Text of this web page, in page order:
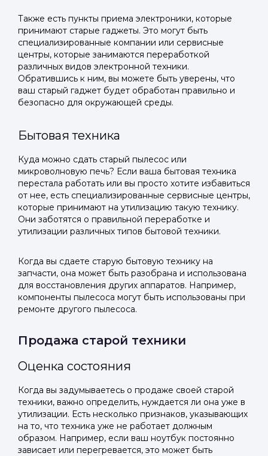
Также есть пункты приема электроники, которые
принимают старые гаджеты. Это могут быть
специализированные компании или сервисные
центры, которые занимаются переработкой
различных видов электронной техники.
Обратившись к ним, вы можете быть уверены, что
ваш старый гаджет будет обработан правильно и
безопасно для окружающей среды.
Бытовая техника
Куда можно сдать старый пылесос или
микроволновую печь? Если ваша бытовая техника
перестала работать или вы просто хотите избавиться
от нее, есть специализированные сервисные центры,
которые принимают на утилизацию такую технику.
Они заботятся о правильной переработке и
утилизации различных типов бытовой техники.
Когда вы сдаете старую бытовую технику на
запчасти, она может быть разобрана и использована
для восстановления других аппаратов. Например,
компоненты пылесоса могут быть использованы при
ремонте другого пылесоса.
Продажа старой техники
Оценка состояния
Когда вы задумываетесь о продаже своей старой
техники, важно определить, нуждается ли она уже в
утилизации. Есть несколько признаков, указывающих
на то, что техника уже не работает должным
образом. Например, если ваш ноутбук постоянно
зависает или перегревается, это может быть